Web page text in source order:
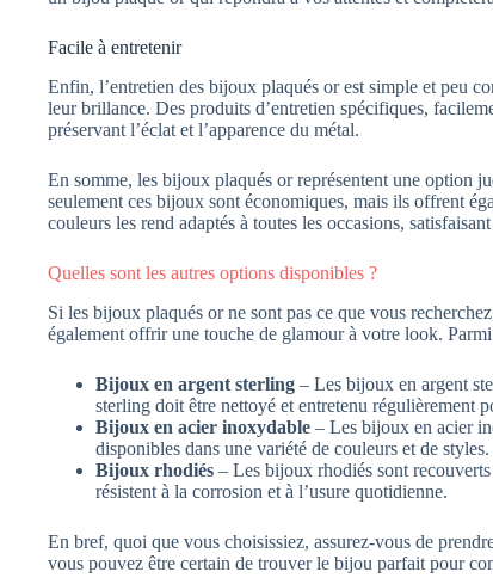
Facile à entretenir
Enfin, l’entretien des bijoux plaqués or est simple et peu
leur brillance. Des produits d’entretien spécifiques,
préservant l’éclat et l’apparence du métal.
En somme, les bijoux plaqués or représentent une option
seulement ces bijoux sont économiques, mais ils offrent
couleurs les rend adaptés à toutes les occasions,
Quelles sont les autres options disponibles ?
Si les bijoux plaqués or ne sont pas ce que vous
également offrir une touche de glamour à votre look.
Bijoux en argent sterling – Les bijoux en argent
sterling doit être nettoyé et entretenu régulièrement
Bijoux en acier inoxydable – Les bijoux en acier
disponibles dans une variété de couleurs et de styles.
Bijoux rhodiés – Les bijoux rhodiés sont
résistent à la corrosion et à l’usure quotidienne.
En bref, quoi que vous choisissiez, assurez-vous de
vous pouvez être certain de trouver le bijou parfait pour